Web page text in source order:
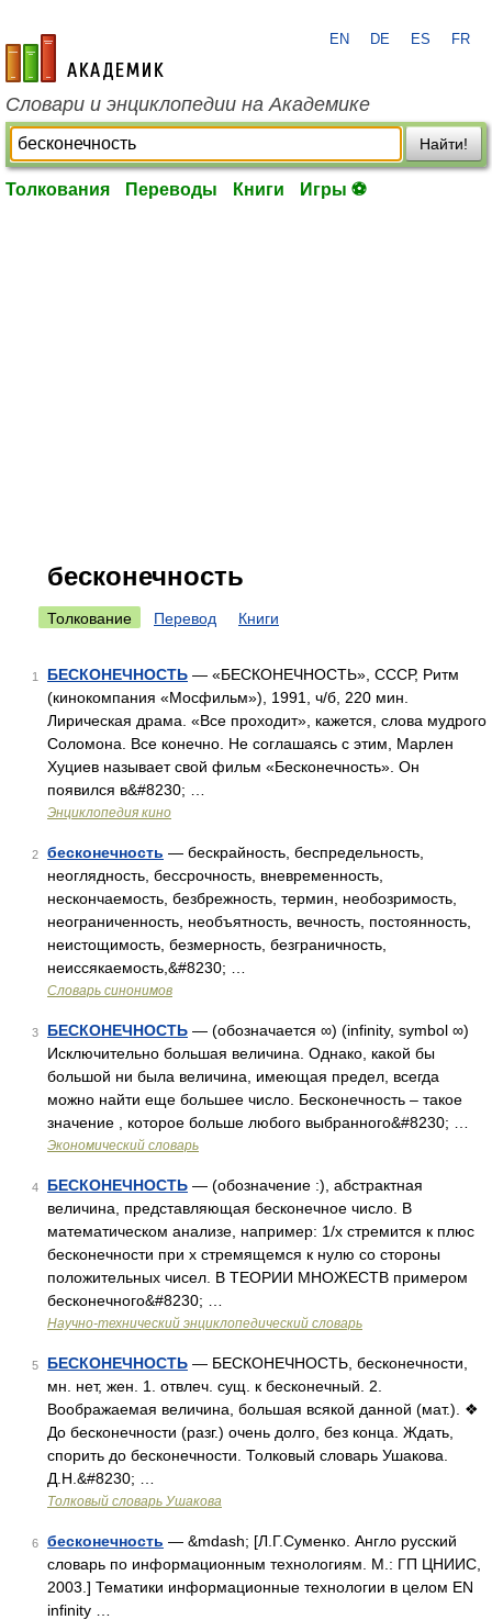
academic.ru
EN DE ES FR
Словари и энциклопедии на Академике
Найти!
Толкования Переводы Книги Игры ⚽
бесконечность
Толкование Перевод Книги
1 БЕСКОНЕЧНОСТЬ — «БЕСКОНЕЧНОСТЬ», СССР, Ритм
(кинокомпания «Мосфильм»), 1991, ч/б, 220 мин.
Лирическая драма. «Все проходит», кажется, слова мудрого
Соломона. Все конечно. Не соглашаясь с этим, Марлен
Хуциев называет свой фильм «Бесконечность». Он
появился в&#8230; …
Энциклопедия кино
2 бесконечность — бескрайность, беспредельность,
неоглядность, бессрочность, вневременность,
нескончаемость, безбрежность, термин, необозримость,
неограниченность, необъятность, вечность, постоянность,
неистощимость, безмерность, безграничность,
неиссякаемость,&#8230; …
Словарь синонимов
3 БЕСКОНЕЧНОСТЬ — (обозначается ∞) (infinity, symbol ∞)
Исключительно большая величина. Однако, какой бы
большой ни была величина, имеющая предел, всегда
можно найти еще большее число. Бесконечность – такое
значение , которое больше любого выбранного&#8230; …
Экономический словарь
4 БЕСКОНЕЧНОСТЬ — (обозначение :), абстрактная
величина, представляющая бесконечное число. В
математическом анализе, например: 1/х стремится к плюс
бесконечности при х стремящемся к нулю со стороны
положительных чисел. В ТЕОРИИ МНОЖЕСТВ примером
бесконечного&#8230; …
Научно-технический энциклопедический словарь
5 БЕСКОНЕЧНОСТЬ — БЕСКОНЕЧНОСТЬ, бесконечности,
мн. нет, жен. 1. отвлеч. сущ. к бесконечный. 2.
Воображаемая величина, большая всякой данной (мат.). ❖
До бесконечности (разг.) очень долго, без конца. Ждать,
спорить до бесконечности. Толковый словарь Ушакова.
Д.Н.&#8230; …
Толковый словарь Ушакова
6 бесконечность — &mdash; [Л.Г.Суменко. Англо русский
словарь по информационным технологиям. М.: ГП ЦНИИС,
2003.] Тематики информационные технологии в целом EN
infinity …